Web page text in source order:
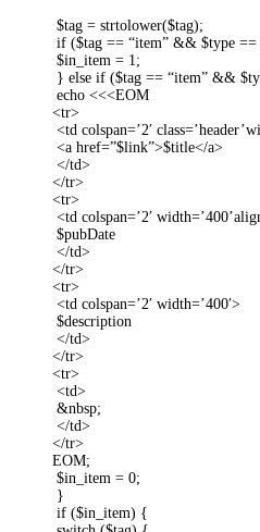
$tag = strtolower($tag);
if ($tag == “item” && $type ==
$in_item = 1;
} else if ($tag == “item” &&
echo <<<EOM
<tr>
<td colspan=’2′
<a href=”$link”>$title</a>
</td>
</tr>
<tr>
<td colspan=’2′
$pubDate
</td>
</tr>
<tr>
<td colspan=’2′ width=’400′>
$description
</td>
</tr>
<tr>
<td>
&nbsp;
</td>
</tr>
EOM;
$in_item = 0;
}
if ($in_item) {